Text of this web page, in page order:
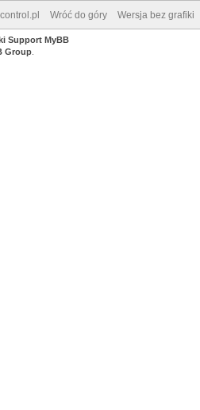
Wróć do góry Wersja bez grafiki
Support MyBB
Group